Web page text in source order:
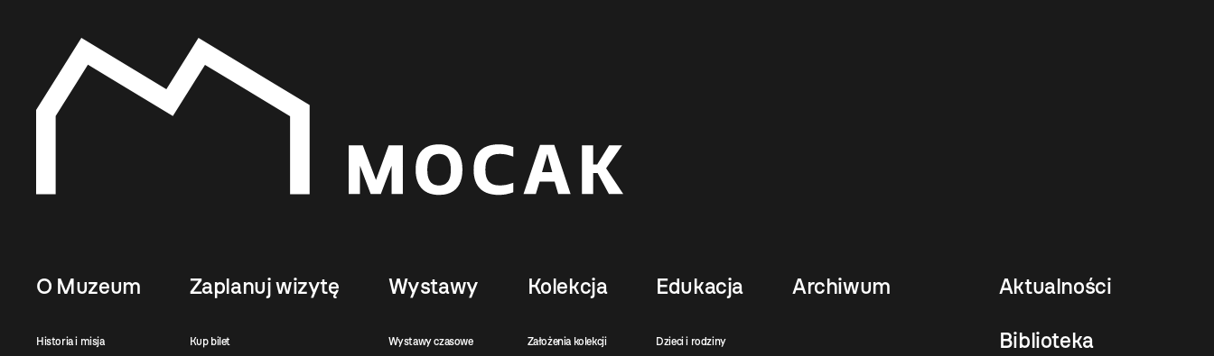
O Muzeum
Historia i misja
Zaplanuj wizytę
Kup bilet
Wystawy
Wystawy czasowe
Kolekcja
Założenia kolekcji
Edukacja
Dzieci i rodziny
Archiwum Aktualności
Biblioteka